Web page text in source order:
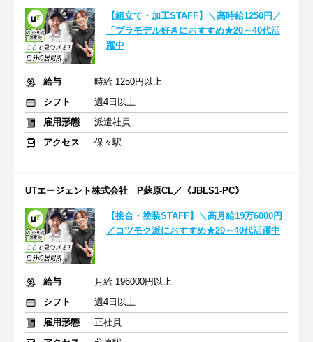
【組立て・加工STAFF】＼高時給1250円／
「プラモデル好きにおすすめ★20～40代活
躍中
給与
時給 1250円以上
シフト
週4日以上
雇用形態
派遣社員
アクセス
保々駅
UTエージェント株式会社 P蘇原CL／《JBLS1-PC》
【接合・塗装STAFF】＼高月給19万6000円
／コツモク派におすすめ★20～40代活躍中
給与
月給 196000円以上
シフト
週4日以上
雇用形態
正社員